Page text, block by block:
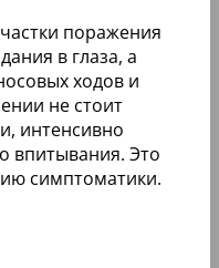
поражения
в глаза, а
ходов и
не стоит
интенсивно
впитывания. Это
симптоматики.